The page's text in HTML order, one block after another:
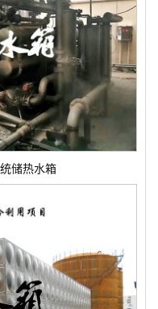
储热水箱